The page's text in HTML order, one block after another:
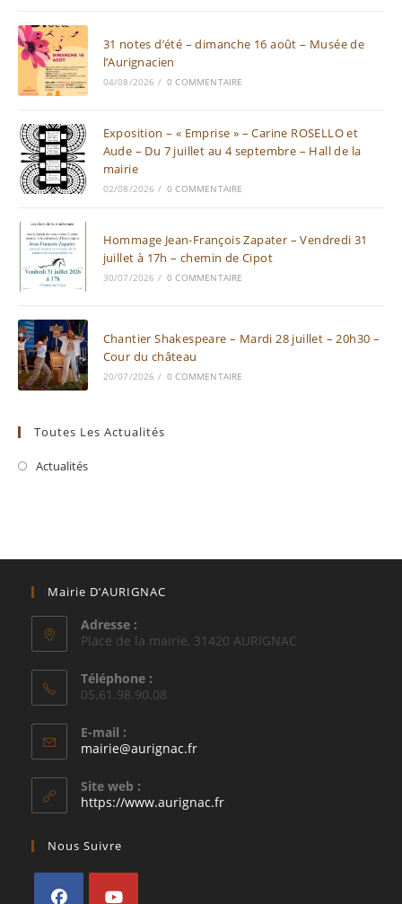
31 notes d’été – dimanche 16 août – Musée de
l’Aurignacien
04/08/2026 / 0 COMMENTAIRE
Exposition – « Emprise » – Carine ROSELLO et
Aude – Du 7 juillet au 4 septembre – Hall de la
mairie
02/08/2026 / 0 COMMENTAIRE
Hommage Jean-François Zapater – Vendredi 31
juillet à 17h – chemin de Cipot
30/07/2026 / 0 COMMENTAIRE
Chantier Shakespeare – Mardi 28 juillet – 20h30 –
Cour du château
20/07/2026 / 0 COMMENTAIRE
Toutes Les Actualités
Actualités
Mairie D’AURIGNAC
Adresse :
Place de la mairie, 31420 AURIGNAC
Téléphone :
05.61.98.90.08
E-mail :
mairie@aurignac.frS’ouvre
application
Site web :
https://www.aurignac.fr
Nous Suivre